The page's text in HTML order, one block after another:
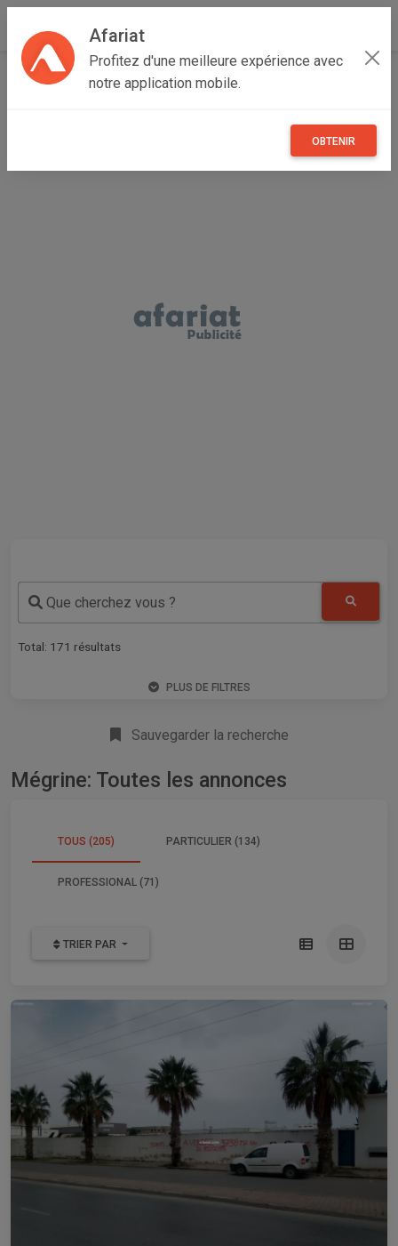
Afariat
Profitez d'une meilleure expérience avec
notre application mobile.
OBTENIR
Accueil Recherche Grand Tunis
Que cherchez vous ?
Total: 171 résultats
PLUS DE FILTRES
Sauvegarder la recherche
Mégrine: Toutes les annonces
TOUS (205) PARTICULIER (134)
PROFESSIONAL (71)
TRIER PAR